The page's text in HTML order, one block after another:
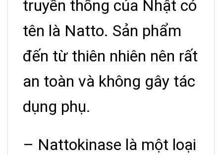
truyền thống của Nhật có
tên là Natto. Sản phẩm
đến từ thiên nhiên nên rất
an toàn và không gây tác
dụng phụ.
– Nattokinase là một loại